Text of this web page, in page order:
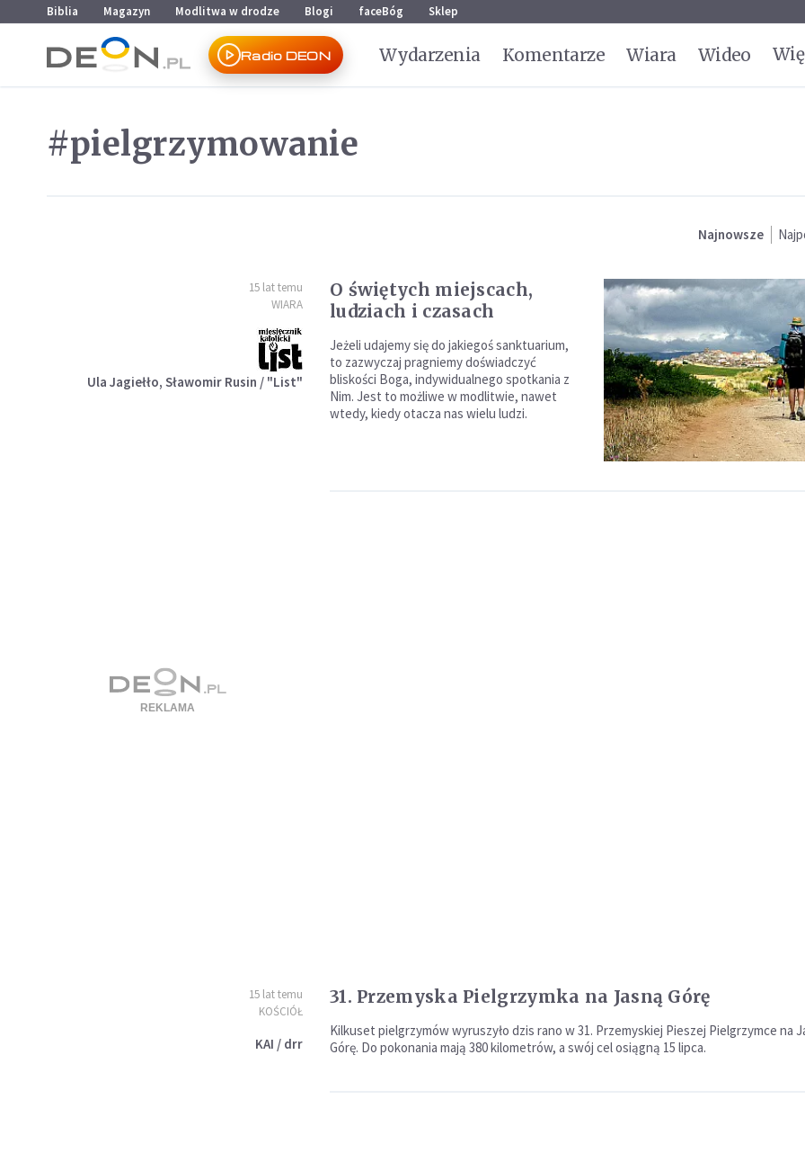
Przejdź do menu głównego
Przejdź do treści
Biblia Magazyn Modlitwa w drodze Blogi faceBóg Sklep
Radio DEON Wydarzenia Komentarze Wiara Wideo
#pielgrzymowanie
Najnowsze
15 lat temu
WIARA
Ula Jagiełło, Sławomir Rusin / "List"
O świętych miejscach,
ludziach i czasach
Jeżeli udajemy się do jakiegoś sanktuarium,
to zazwyczaj pragniemy doświadczyć
bliskości Boga, indywidualnego spotkania z
Nim. Jest to możliwe w modlitwie, nawet
wtedy, kiedy otacza nas wielu ludzi.
15 lat temu
KOŚCIÓŁ
KAI / drr
31. Przemyska Pielgrzymka na Jasną Górę
Kilkuset pielgrzymów wyruszyło dzis rano w 31. Przemyskiej Pieszej Pielgrzymce na
Górę. Do pokonania mają 380 kilometrów, a swój cel osiągną 15 lipca.